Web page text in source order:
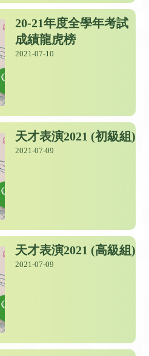
20-21年度全學年考試
成績龍虎榜
2021-07-10
天才表演2021 (初級組)
2021-07-09
天才表演2021 (高級組)
2021-07-09